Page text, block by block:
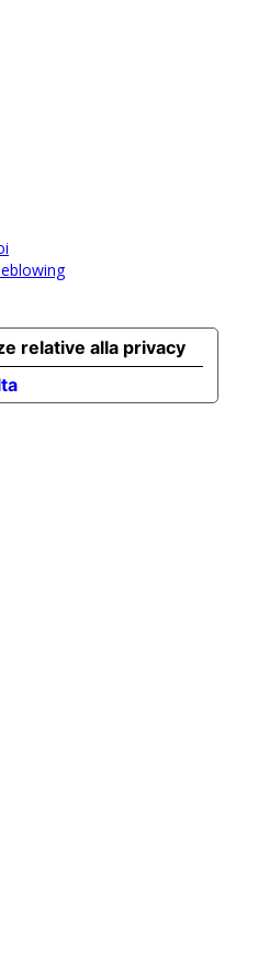
relative alla privacy